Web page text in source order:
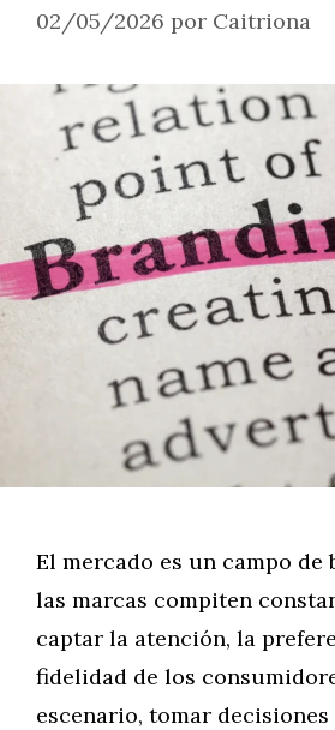
02/05/2026 por Caitriona
El mercado es un campo de
las marcas compiten
captar la atención, la
fidelidad de los
escenario, tomar